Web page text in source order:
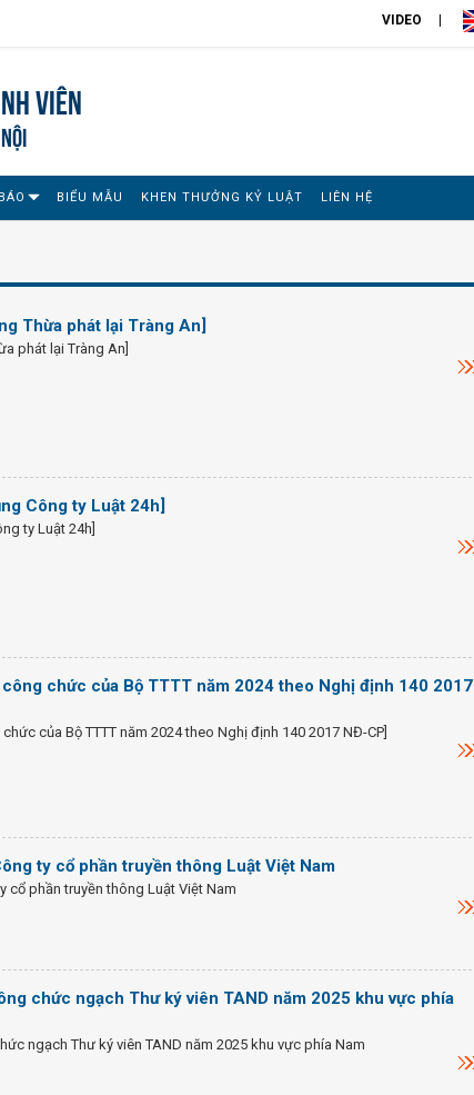
VIDEO
viên
BIỂU MẪU KHEN THƯỞNG KỶ LUẬT LIÊN HỆ
Thừa phát lại Tràng An]
phát lại Tràng An]
Công ty Luật 24h]
ty Luật 24h]
chức của Bộ TTTT năm 2024 theo Nghị định 140 2017
của Bộ TTTT năm 2024 theo Nghị định 140 2017 NĐ-CP]
ty cổ phần truyền thông Luật Việt Nam
cổ phần truyền thông Luật Việt Nam
chức ngạch Thư ký viên TAND năm 2025 khu vực phía
ngạch Thư ký viên TAND năm 2025 khu vực phía Nam